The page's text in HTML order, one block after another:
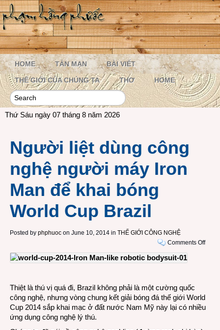
HOME TẢN MẠN BÀI VIẾT
THẾ GIỚI CỦA CHÚNG TA THƠ HOME
Thứ Sáu ngày 07 tháng 8 năm 2026
Người liệt dùng công
nghệ người máy Iron
Man để khai bóng
World Cup Brazil
Posted by phphuoc on June 10, 2014 in THẾ GIỚI CÔNG NGHỆ
Comments Offon
máy
Thiệt là thú vị quá đi, Brazil không phải là một cường quốc
công nghệ, nhưng vòng chung kết giải bóng đá thế giới World
Cup 2014 sắp khai mạc ở đất nước Nam Mỹ này lại có nhiều
ứng dụng công nghệ lý thú.